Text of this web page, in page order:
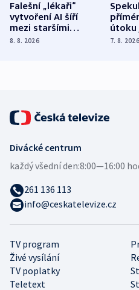
Falešní „lékaři“
vytvoření AI šíří
mezi staršími
Poláky nebezpečné
8. 8. 2026
útoku
míní
7. 8. 2026
TV program
Živé vysílání
TV poplatky
Teletext
Divácké centrum
každý všední den:8:00—16:00
261 136 113
info@ceskatelevize.cz